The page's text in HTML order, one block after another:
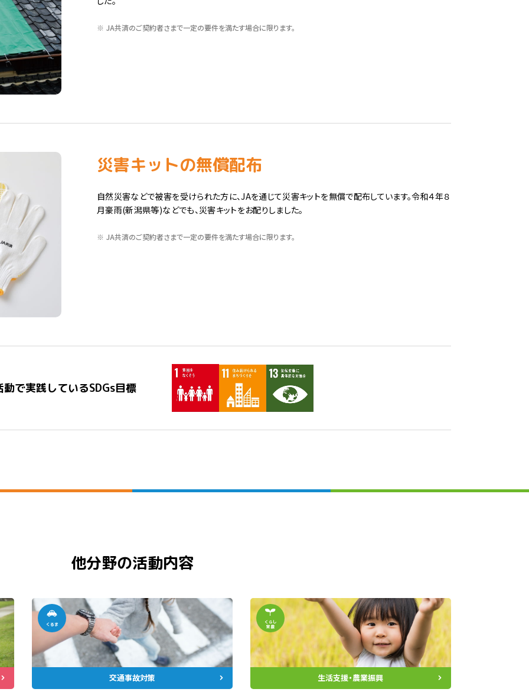
※ JA共済のご契約者さまで一定の要件を満たす場合に限ります。
災害キットの無償配布
自然災害などで被害を受けられた方に、JAを通じて災害キットを無償で配布しています。令和４年８
月豪雨(新潟県等)などでも、災害キットをお配りしました。
※ JA共済のご契約者さまで一定の要件を満たす場合に限ります。
で実践しているSDGs目標
他分野の活動内容
くるま
交通事故対策
くらし
営農
生活支援・農業振興